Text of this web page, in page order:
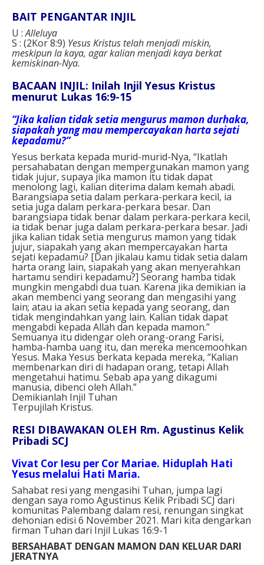
BAIT PENGANTAR INJIL
U :Alleluya
S : (2Kor 8:9) Yesus Kristus telah menjadi miskin,
meskipun Ia kaya, agar kalian menjadi kaya berkat
kemiskinan-Nya.
BACAAN INJIL: Inilah Injil Yesus Kristus
menurut Lukas 16:9-15
“Jika kalian tidak setia mengurus mamon durhaka,
siapakah yang mau mempercayakan harta sejati
kepadamu?”
Yesus berkata kepada murid-murid-Nya, “Ikatlah
persahabatan dengan mempergunakan mamon yang
tidak jujur, supaya jika mamon itu tidak dapat
menolong lagi, kalian diterima dalam kemah abadi.
Barangsiapa setia dalam perkara-perkara kecil, ia
setia juga dalam perkara-perkara besar. Dan
barangsiapa tidak benar dalam perkara-perkara kecil,
ia tidak benar juga dalam perkara-perkara besar. Jadi
jika kalian tidak setia mengurus mamon yang tidak
jujur, siapakah yang akan mempercayakan harta
sejati kepadamu? [Dan jikalau kamu tidak setia dalam
harta orang lain, siapakah yang akan menyerahkan
hartamu sendiri kepadamu?] Seorang hamba tidak
mungkin mengabdi dua tuan. Karena jika demikian ia
akan membenci yang seorang dan mengasihi yang
lain; atau ia akan setia kepada yang seorang, dan
tidak mengindahkan yang lain. Kalian tidak dapat
mengabdi kepada Allah dan kepada mamon.”
Semuanya itu didengar oleh orang-orang Farisi,
hamba-hamba uang itu, dan mereka mencemoohkan
Yesus. Maka Yesus berkata kepada mereka, “Kalian
membenarkan diri di hadapan orang, tetapi Allah
mengetahui hatimu. Sebab apa yang dikagumi
manusia, dibenci oleh Allah.”
Demikianlah Injil Tuhan
Terpujilah Kristus.
RESI DIBAWAKAN OLEH Rm. Agustinus Kelik
Pribadi SCJ
Vivat Cor Iesu per Cor Mariae. Hiduplah Hati
Yesus melalui Hati Maria.
Sahabat resi yang mengasihi Tuhan, jumpa lagi
dengan saya romo Agustinus Kelik Pribadi SCJ dari
komunitas Palembang dalam resi, renungan singkat
dehonian edisi 6 November 2021. Mari kita dengarkan
firman Tuhan dari Injil Lukas 16:9-1
BERSAHABAT DENGAN MAMON DAN KELUAR DARI
JERATNYA